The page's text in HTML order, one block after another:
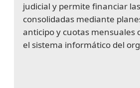
judicial y permite financiar
consolidadas mediante
anticipo y cuotas mensuales
el sistema informático del